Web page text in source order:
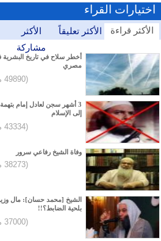
اختيارات القراء
الأكثر قراءة الأكثر تعليقاً
الأكثر
مشاركة
أخطر سلاح في تاريخ البشرية
مصري
(49890 مشاهدة)
3 أشهر سجن لعادل إمام بتهمة
إلى الإسلام
(43334 مشاهدة)
وفاة الشيخ رفاعي سرور
(38273 مشاهدة)
الشيخ [محمد حسان]: مال وزير
بلحية الضابط؟!!
(37000 مشاهدة)